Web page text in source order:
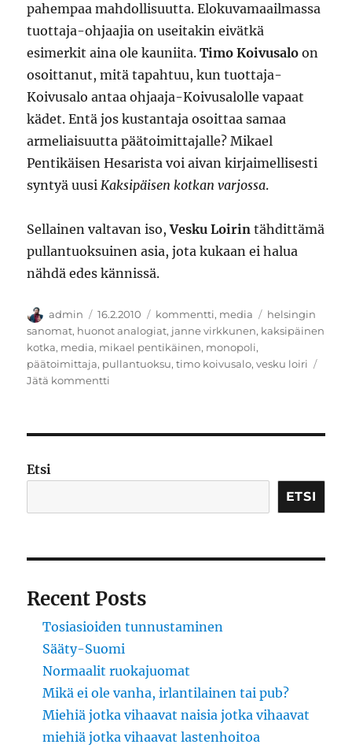
pahempaa mahdollisuutta. Elokuvamaailmassa
tuottaja-ohjaajia on useitakin eivätkä
esimerkit aina ole kauniita.Timo Koivusalo on
osoittanut, mitä tapahtuu, kun tuottaja-
Koivusalo antaa ohjaaja-Koivusalolle vapaat
kädet. Entä jos kustantaja osoittaa samaa
armeliaisuutta päätoimittajalle? Mikael
Pentikäisen Hesarista voi aivan kirjaimellisesti
syntyä uusiKaksipäisen kotkan varjossa.
Sellainen valtavan iso,Vesku Loirin tähdittämä
pullantuoksuinen asia, jota kukaan ei halua
nähdä edes kännissä.
Kirjoittaja
admin Julkaistu
16.2.2010 Kategoriat
kommentti, media Avainsanat
helsingin
sanomat, huonot analogiat, janne virkkunen, kaksipäinen
kotka, media, mikael pentikäinen, monopoli,
päätoimittaja, pullantuoksu,timo koivusalo,vesku loiri
Jätä kommentti
Etsi
ETSI
Recent Posts
Tosiasioiden tunnustaminen
Sääty-Suomi
Normaalit ruokajuomat
Mikä ei ole vanha, irlantilainen tai pub?
Miehiä jotka vihaavat naisia jotka vihaavat
miehiä jotka vihaavat lastenhoitoa